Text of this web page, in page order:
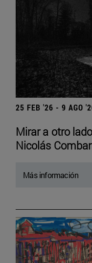
25 FEB '26 - 9 AGO
Mirar a otro
Nicolás
Más información